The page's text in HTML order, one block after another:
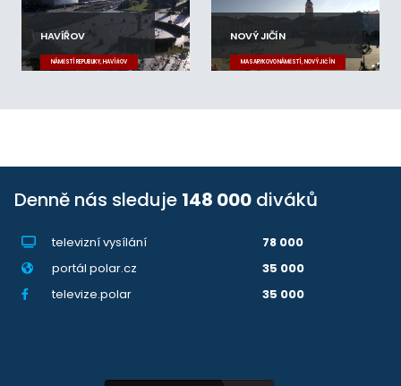
HAVÍŘOV
NÁMĚSTÍ REPUBLIKY, HAVÍŘOV
NOVÝ JIČÍN
MASARYKOVO NÁMĚSTÍ, NOVÝ JIČÍN
Denně nás sleduje 148 000 diváků
televizní vysílání
78 000
portál polar.cz
35 000
televize.polar
35 000